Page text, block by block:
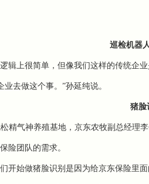
巡检机器
辑上很简单，但像我们这样的传统企
去做这个事。”孙延纯说。
猪脸
精气神养殖基地，京东农牧副总经理
险团队的需求。
开始做猪脸识别是因为给京东保险里